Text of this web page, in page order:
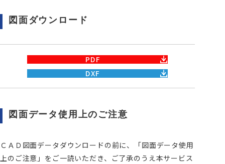
図面ダウンロード
PDF
DXF
図面データ使用上のご注意
ＣＡＤ図面データダウンロードの前に、「図面データ使用
上のご注意」をご一読いただき、ご了承のうえ本サービス